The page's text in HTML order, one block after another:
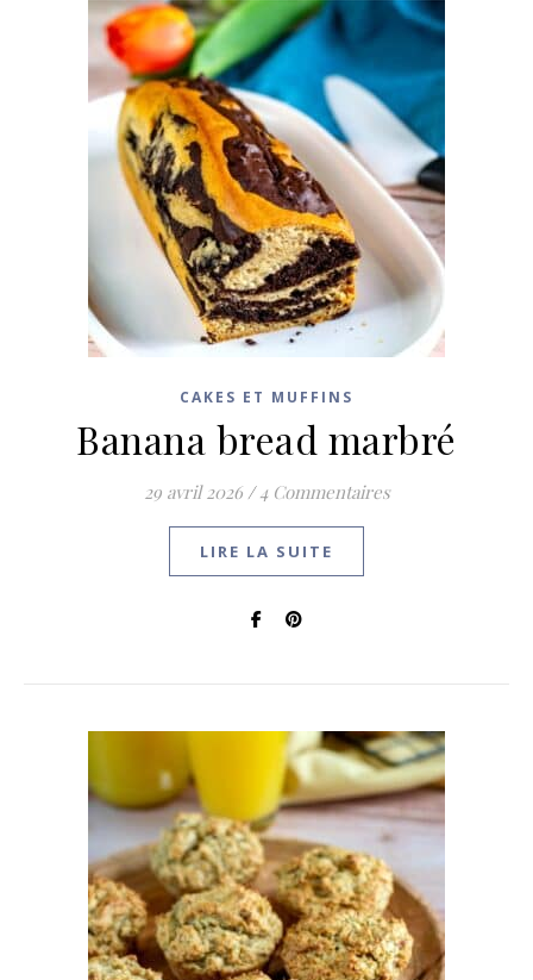
CAKES ET MUFFINS
Banana bread marbré
29 avril 2026 / 4 Commentaires
LIRE LA SUITE